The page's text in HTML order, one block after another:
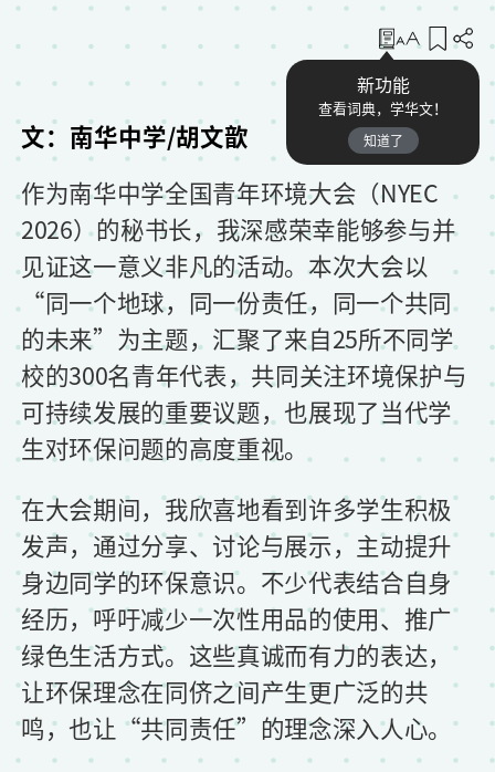
新功能
查看词典，学华文！
知道了
收藏
文：南华中学/胡文歆
作为南华中学全国青年环境大会（NYEC
2026）的秘书长，我深感荣幸能够参与并
见证这一意义非凡的活动。本次大会以
“同一个地球，同一份责任，同一个共同
的未来”为主题，汇聚了来自25所不同学
校的300名青年代表，共同关注环境保护与
可持续发展的重要议题，也展现了当代学
生对环保问题的高度重视。
在大会期间，我欣喜地看到许多学生积极
发声，通过分享、讨论与展示，主动提升
身边同学的环保意识。不少代表结合自身
经历，呼吁减少一次性用品的使用、推广
绿色生活方式。这些真诚而有力的表达，
让环保理念在同侪之间产生更广泛的共
鸣，也让“共同责任”的理念深入人心。